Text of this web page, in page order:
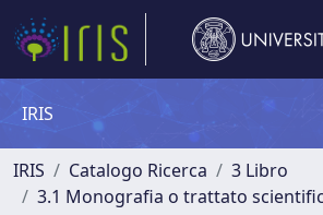
IRIS
IRIS Catalogo Ricerca
3 Libro
3.1 Monografia o trattato